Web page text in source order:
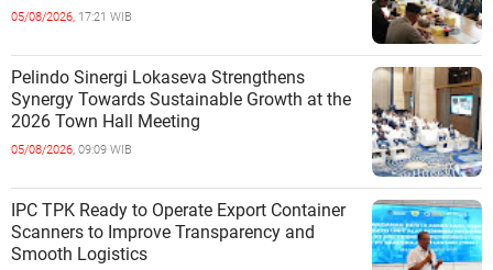
05/08/2026, 17:21 WIB
Pelindo Sinergi Lokaseva Strengthens
Synergy Towards Sustainable Growth at the
2026 Town Hall Meeting
05/08/2026, 09:09 WIB
IPC TPK Ready to Operate Export Container
Scanners to Improve Transparency and
Smooth Logistics